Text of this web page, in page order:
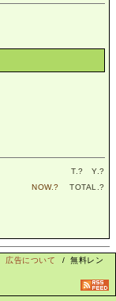
T.? Y.?
NOW.? TOTAL.?
広告について
/ 無料レン